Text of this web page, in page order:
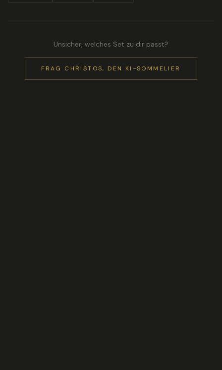
Unsicher, welches Set zu dir passt?
FRAG CHRISTOS, DEN KI-SOMMELIER